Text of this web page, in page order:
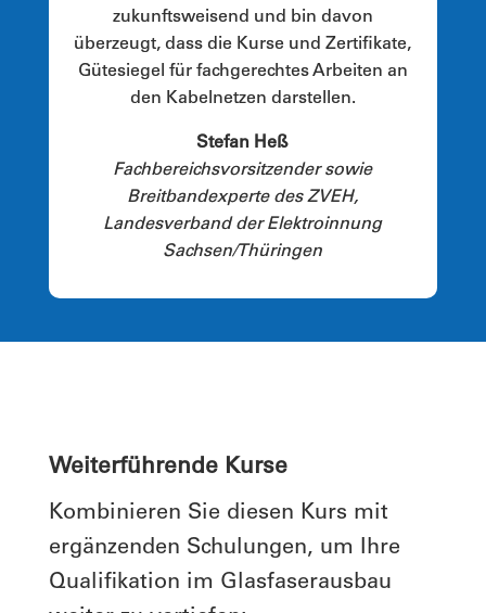
zukunftsweisend und bin davon
überzeugt, dass die Kurse und Zertifikate,
Gütesiegel für fachgerechtes Arbeiten an
den Kabelnetzen darstellen.
Stefan Heß
Fachbereichsvorsitzender sowie
Breitbandexperte des ZVEH,
Landesverband der Elektroinnung
Sachsen/Thüringen
Weiterführende Kurse
Kombinieren Sie diesen Kurs mit
ergänzenden Schulungen, um Ihre
Qualifikation im Glasfaserausbau